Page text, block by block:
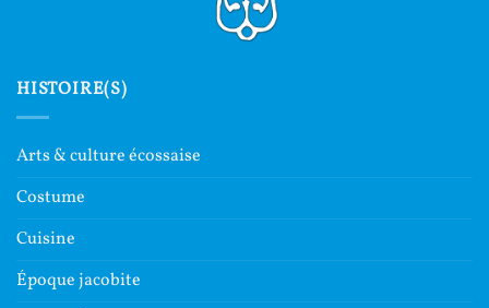
HISTOIRE(S)
Arts & culture écossaise
Costume
Cuisine
Époque jacobite